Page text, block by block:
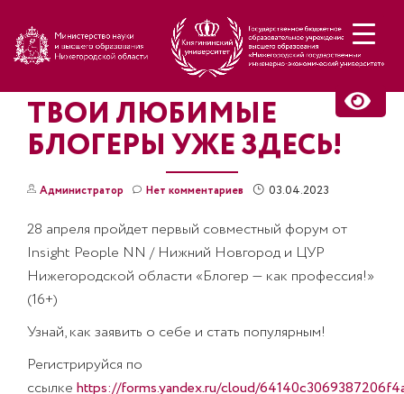
ТВОИ ЛЮБИМЫЕ
БЛОГЕРЫ УЖЕ ЗДЕСЬ!
Администратор 03.04.2023
Нет комментариев
28 апреля пройдет первый совместный форум от
Insight People NN / Нижний Новгород и ЦУР
Нижегородской области «Блогер — как профессия!»
(16+)
Узнай, как заявить о себе и стать популярным!
Регистрируйся по
ссылке https://forms.yandex.ru/cloud/